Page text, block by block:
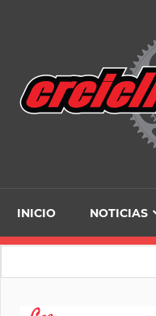
INICIO NOTICIAS